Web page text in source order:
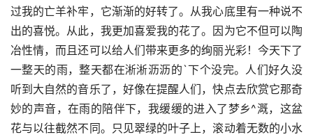
过我的亡羊补牢，它渐渐的好转了。从我心底里有一种说不
出的喜悦。从此，我更加喜爱我的花了。因为它不但可以陶
冶性情，而且还可以给人们带来更多的绚丽光彩！今天下了
一整天的雨，整天都在淅淅沥沥的`下个没完。人们好久没
听到大自然的音乐了，好像在提醒人们，快点去欣赏它那奇
妙的声音，在雨的陪伴下，我缓缓的进入了梦乡^溉，这盆
花与以往截然不同。只见翠绿的叶子上，滚动着无数的小水